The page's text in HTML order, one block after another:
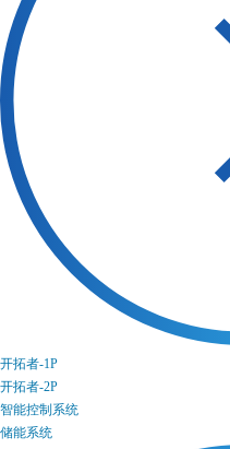
开拓者-1P
开拓者-2P
智能控制系统
储能系统